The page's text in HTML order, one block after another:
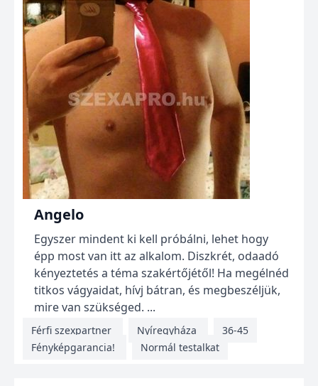
Angelo
Egyszer mindent ki kell próbálni, lehet hogy
épp most van itt az alkalom. Diszkrét, odaadó
kényeztetés a téma szakértőjétől! Ha megélnéd
titkos vágyaidat, hívj bátran, és megbeszéljük,
mire van szükséged. ...
Férfi szexpartner Nyíregyháza
36-45
Fényképgarancia!
Normál testalkat